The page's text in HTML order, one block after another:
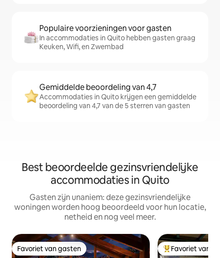
Populaire voorzieningen voor gasten
In accommodaties in Quito hebben gasten graag
Keuken, Wifi, en Zwembad
Gemiddelde beoordeling van 4,7
Accommodaties in Quito krijgen een gemiddelde
beoordeling van 4,7 van de 5 sterren van gasten
Best beoordeelde gezinsvriendelijke
accommodaties in Quito
Gasten zijn unaniem: deze gezinsvriendelijke
woningen worden hoog beoordeeld voor hun locatie,
netheid en nog veel meer.
Favoriet van gasten
Favoriet van gasten Topfavoriet van
Favoriet van